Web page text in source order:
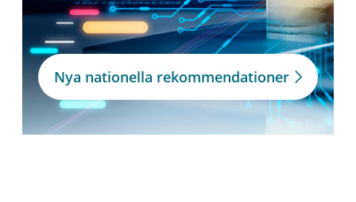
Nya nationella rekommendationer